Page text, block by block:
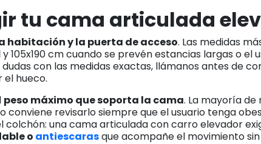
tu cama articulada
habitación y la puerta de acceso. Las medidas
105x190 cm cuando se prevén estancias largas o el
con las medidas exactas, llámanos antes de
hueco.
peso máximo que soporta la cama. La mayoría
conviene revisarlo siempre que el usuario tenga
colchón: una cama articulada con carro elevador
o antiescarasque acompañe el movimiento